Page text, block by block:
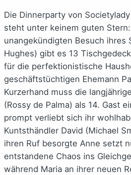
Die Dinnerparty von
steht unter keinem guten
unangekündigten Besuch ihres
Hughes) gibt es 13
für die perfektionistische
geschäftstüchtigen Ehemann
Kurzerhand muss die
(Rossy de Palma) als 14. Gast
prompt verliebt sich ihr
Kuntsthändler David (Michael
ihren Ruf besorgte Anne setzt
entstandene Chaos ins
während Maria an ihrer neuen